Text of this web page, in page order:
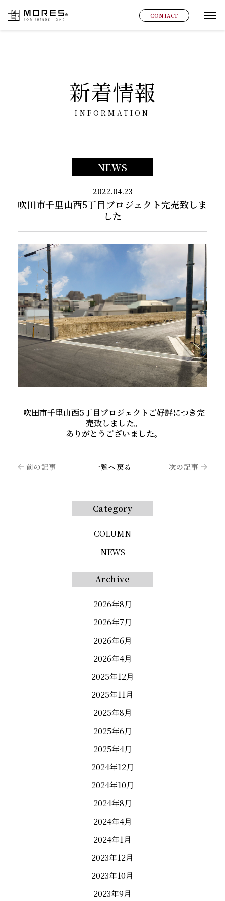
MORES CONTACT グ
新着情報
INFORMATION
NEWS
2022.04.23
吹田市千里山西5丁目プロジェクト完売致しま
した
吹田市千里山西5丁目プロジェクトご好評につき完
売致しました。
ありがとうございました。
前の記事 一覧へ戻る 次の記事
Category
COLUMN
NEWS
Archive
2026年8月
2026年7月
2026年6月
2026年4月
2025年12月
2025年11月
2025年8月
2025年6月
2025年4月
2024年12月
2024年10月
2024年8月
2024年4月
2024年1月
2023年12月
2023年10月
2023年9月